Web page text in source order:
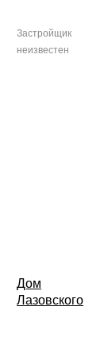
Застройщик
неизвестен
Дом
Лазовского